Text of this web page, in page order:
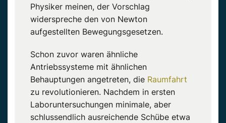
Physiker meinen, der Vorschlag
widerspreche den von Newton
aufgestellten Bewegungsgesetzen.
Schon zuvor waren ähnliche
Antriebssysteme mit ähnlichen
Behauptungen angetreten, die Raumfahrt
zu revolutionieren. Nachdem in ersten
Laboruntersuchungen minimale, aber
schlussendlich ausreichende Schübe etwa